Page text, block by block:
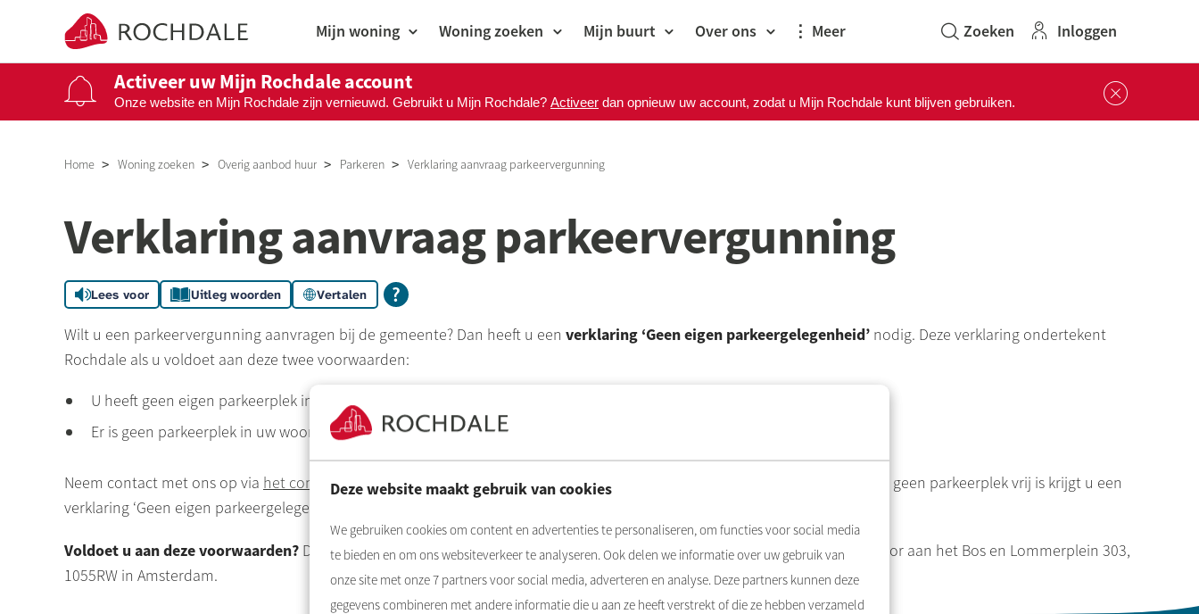
Deze website maakt gebruik van cookies
We gebruiken cookies om content en advertenties te personaliseren, om functies voor social media
te bieden en om ons websiteverkeer te analyseren. Ook delen we informatie over uw gebruik van
onze site met onze7 partners voor social media, adverteren en analyse. Deze partners kunnen deze
gegevens combineren met andere informatie die u aan ze heeft verstrekt of die ze hebben verzameld
Naar de homepage Mijn woning Woning zoeken Mijn buurt Over ons Meer Inloggen
Activeer uw Mijn Rochdale account
Onze website en Mijn Rochdale zijn vernieuwd. Gebruikt u Mijn Rochdale? Activeer dan opnieuw uw account, zodat u Mijn Rochdale kunt blijven gebruiken.
Home Woning zoeken Overig aanbod huur Parkeren Verklaring aanvraag parkeervergunning
Verklaring aanvraag parkeervergunning
Lees voor Uitleg woorden Vertalen
Wilt u een parkeervergunning aanvragen bij de gemeente? Dan heeft u een verklaring ‘Geen eigen parkeergelegenheid’ nodig. Deze verklaring ondertekent
Rochdale als u voldoet aan deze twee voorwaarden:
U heeft geen eigen parkeerplek in of buiten uw woongebouw, én
Er is geen parkeerplek in uw woongebouw of in de buurt van uw woning te huur bij
Neem contact met ons op via het contactformulierom te controleren of u een parkeerplaats bij ons kunt huren. Alleen als er geen parkeerplek vrij is krijgt u een
verklaring ‘Geen eigen parkeergelegenheid’.
Voldoet u aan deze voorwaarden? Dan kunt u de verklaring aanvragen en door ons laten ondertekenen op ons hoofdkantoor aan het Bos en Lommerplein 303,
1055RW in Amsterdam.